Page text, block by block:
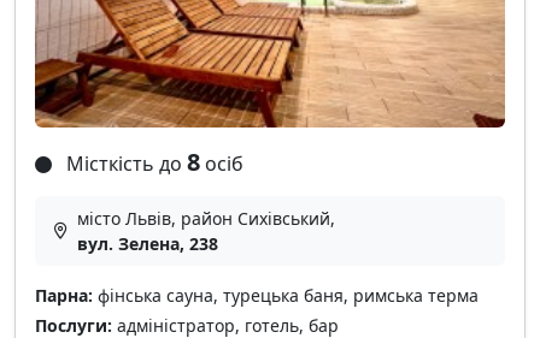
Місткість до 8 осіб
місто Львів, район Сихівський,
вул. Зелена, 238
Парна: фінська сауна, турецька баня, римська терма
Послуги: адміністратор, готель, бар